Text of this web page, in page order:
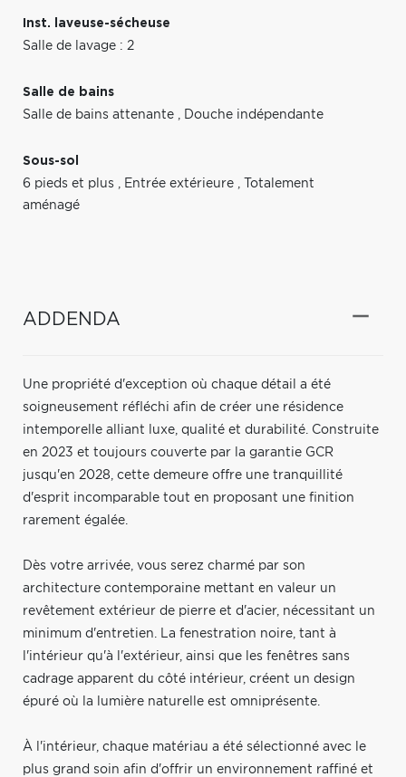
Inst. laveuse-sécheuse
Salle de lavage : 2
Salle de bains
Salle de bains attenante , Douche indépendante
Sous-sol
6 pieds et plus , Entrée extérieure ,
Totalement
aménagé
ADDENDA
Une propriété d'exception où chaque détail a été
soigneusement réfléchi afin de créer une résidence
intemporelle alliant luxe, qualité et durabilité. Construite
en 2023 et toujours couverte par la garantie GCR
jusqu'en 2028, cette demeure offre une tranquillité
d'esprit incomparable tout en proposant une finition
rarement égalée.
Dès votre arrivée, vous serez charmé par son
architecture contemporaine mettant en valeur un
revêtement extérieur de pierre et d'acier, nécessitant un
minimum d'entretien. La fenestration noire, tant à
l'intérieur qu'à l'extérieur, ainsi que les fenêtres sans
cadrage apparent du côté intérieur, créent un design
épuré où la lumière naturelle est omniprésente.
À l'intérieur, chaque matériau a été sélectionné avec le
plus grand soin afin d'offrir un environnement raffiné et